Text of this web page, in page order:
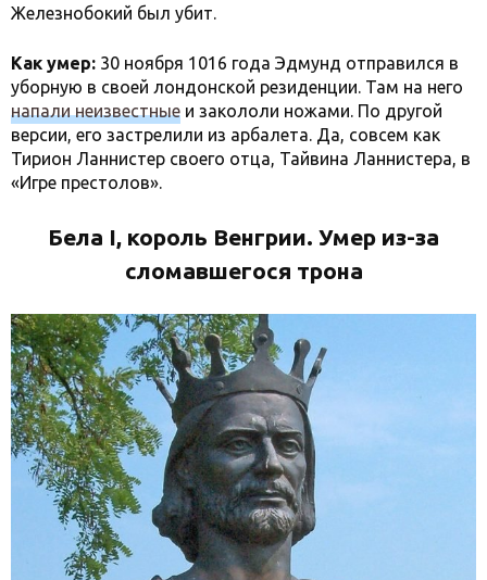
Железнобокий был убит.
Как умер: 30 ноября 1016 года Эдмунд отправился в
уборную в своей лондонской резиденции. Там на него
напали неизвестные и закололи ножами. По другой
версии, его застрелили из арбалета. Да, совсем как
Тирион Ланнистер своего отца, Тайвина Ланнистера, в
«Игре престолов».
Бела I, король Венгрии. Умер из-за
сломавшегося трона